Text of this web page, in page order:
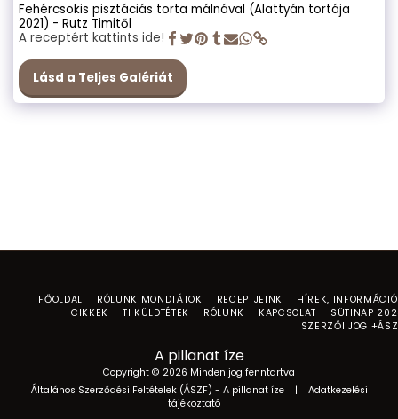
Fehércsokis pisztáciás torta málnával (Alattyán tortája
2021) - Rutz Timitől
A receptért kattints ide!
Lásd a Teljes Galériát
A pillanat íze
Copyright © 2026 Minden jog fenntartva
Általános Szerződési Feltételek (ÁSZF) - A pillanat íze| Adatkezelési
tájékoztató
FŐOLDAL RÓLUNK MONDTÁTOK RECEPTJEINK
HÍREK,
CIKKEK
TI KÜLDTÉTEK RÓLUNK KAPCSOLAT
SÜTINAP
SZERZŐI JOG